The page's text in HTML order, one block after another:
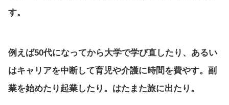
す。
例えば50代になってから大学で学び直したり、あるい
はキャリアを中断して育児や介護に時間を費やす。副
業を始めたり起業したり。はたまた旅に出たり。